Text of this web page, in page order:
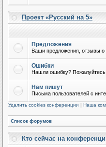
Проект «Русский на 5»
Предложения
Ваши предложения, отзывы о
Ошибки
Нашли ошибку? Пожалуйтесь
Нам пишут
Письма пользователей с
Удалить cookies конференции | Наша
Список форумов
Кто сейчас на